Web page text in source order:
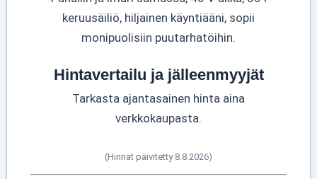
keruusäiliö, hiljainen käyntiääni, sopii
monipuolisiin puutarhatöihin.
Hintavertailu ja jälleenmyyjät
Tarkasta ajantasainen hinta aina
verkkokaupasta.
(Hinnat päivitetty 8.8.2026)